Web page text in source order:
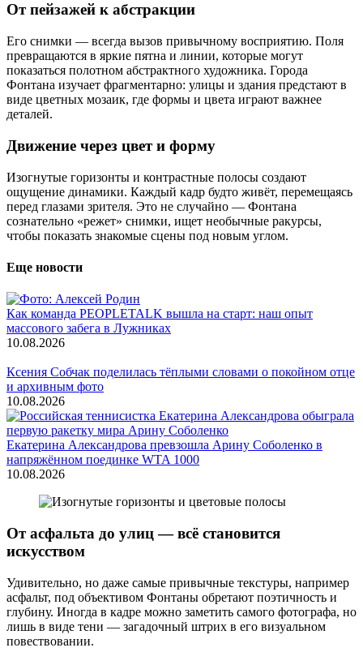
От пейзажей к абстракции
Его снимки — всегда вызов привычному восприятию. Поля
превращаются в яркие пятна и линии, которые могут
показаться полотном абстрактного художника. Города
Фонтана изучает фрагментарно: улицы и здания предстают в
виде цветных мозаик, где формы и цвета играют важнее
деталей.
Движение через цвет и форму
Изогнутые горизонты и контрастные полосы создают
ощущение динамики. Каждый кадр будто живёт, перемещаясь
перед глазами зрителя. Это не случайно — Фонтана
сознательно «режет» снимки, ищет необычные ракурсы,
чтобы показать знакомые сцены под новым углом.
Еще новости
Как команда PEOPLETALK вышла на старт: наш опыт
массового забега в Лужниках
10.08.2026
Ксения Собчак поделилась тёплыми словами о покойном отце
и архивным фото
10.08.2026
Екатерина Александрова превзошла Арину Соболенко в
напряжённом поединке WTA 1000
10.08.2026
От асфальта до улиц — всё становится
искусством
Удивительно, но даже самые привычные текстуры, например
асфальт, под объективом Фонтаны обретают поэтичность и
глубину. Иногда в кадре можно заметить самого фотографа, но
лишь в виде тени — загадочный штрих в его визуальном
повествовании.